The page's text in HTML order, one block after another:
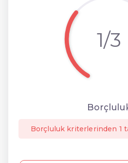
1/3
Borçluluk kriterlerinden 1